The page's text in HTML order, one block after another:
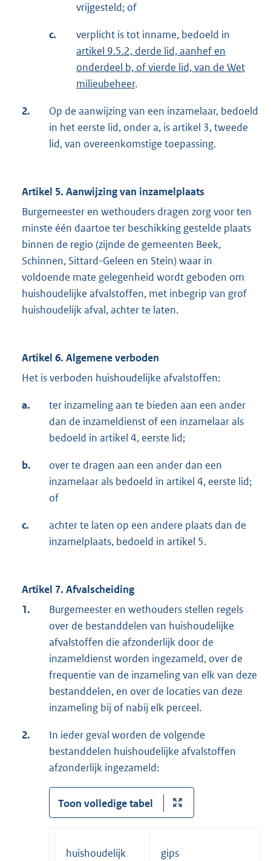
vrijgesteld; of
c.
verplicht is tot inname, bedoeld in
artikel 9.5.2, derde lid, aanhef en
onderdeel b, of vierde lid, van de Wet
milieubeheer.
2.
Op de aanwijzing van een inzamelaar, bedoeld
in het eerste lid, onder a, is artikel 3, tweede
lid, van overeenkomstige toepassing.
Artikel 5. Aanwijzing van inzamelplaats
Burgemeester en wethouders dragen zorg voor ten
minste één daartoe ter beschikking gestelde plaats
binnen de regio (zijnde de gemeenten Beek,
Schinnen, Sittard-Geleen en Stein) waar in
voldoende mate gelegenheid wordt geboden om
huishoudelijke afvalstoffen, met inbegrip van grof
huishoudelijk afval, achter te laten.
Artikel 6. Algemene verboden
Het is verboden huishoudelijke afvalstoffen:
a.
ter inzameling aan te bieden aan een ander
dan de inzameldienst of een inzamelaar als
bedoeld in artikel 4, eerste lid;
b.
over te dragen aan een ander dan een
inzamelaar als bedoeld in artikel 4, eerste lid;
of
c.
achter te laten op een andere plaats dan de
inzamelplaats, bedoeld in artikel 5.
Artikel 7. Afvalscheiding
1.
Burgemeester en wethouders stellen regels
over de bestanddelen van huishoudelijke
afvalstoffen die afzonderlijk door de
inzameldienst worden ingezameld, over de
frequentie van de inzameling van elk van deze
bestanddelen, en over de locaties van deze
inzameling bij of nabij elk perceel.
2.
In ieder geval worden de volgende
bestanddelen huishoudelijke afvalstoffen
afzonderlijk ingezameld:
Toon volledige tabel
huishoudelijk gips